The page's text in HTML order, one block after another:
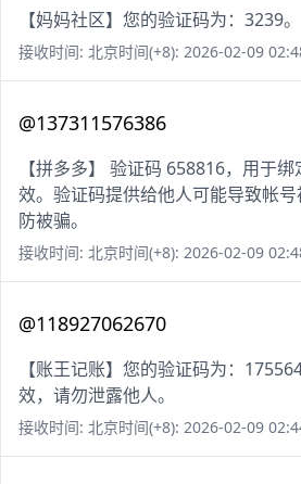
【妈妈社区】您的验证码为：3239。
接收时间: 北京时间(+8): 2026-02-09
@137311576386
【拼多多】 验证码 658816，用于
效。验证码提供给他人可能导致帐
防被骗。
接收时间: 北京时间(+8): 2026-02-09
@118927062670
【账王记账】您的验证码为：
效，请勿泄露他人。
接收时间: 北京时间(+8): 2026-02-09